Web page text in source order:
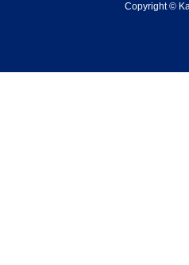
Copyright ©